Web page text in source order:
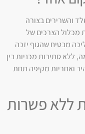
והשרירים בצורה
מכלול הצרכים של
מבטיח שהגוף יזכה
ללא סתירות מכניות בין
ואחריות מקיפה תחת
ללא פשרות